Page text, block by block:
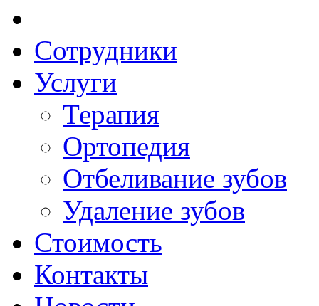
Cотрудники
Услуги
Терапия
Ортопедия
Отбеливание зубов
Удаление зубов
Стоимость
Контакты